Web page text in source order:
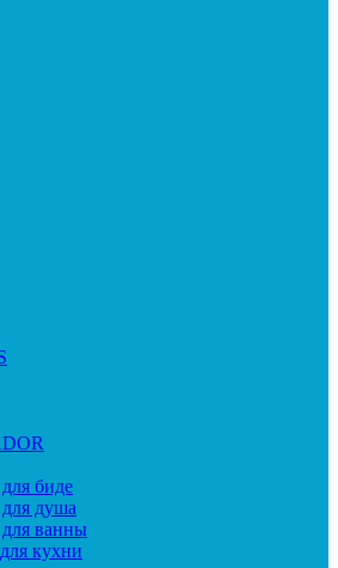
биде
душа
ванны
кухни